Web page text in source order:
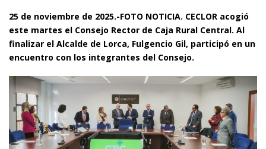
25 de noviembre de 2025.-FOTO NOTICIA. CECLOR acogió
este martes el Consejo Rector de Caja Rural Central. Al
finalizar el Alcalde de Lorca, Fulgencio Gil, participó en un
encuentro con los integrantes del Consejo.